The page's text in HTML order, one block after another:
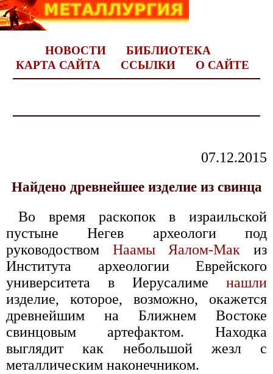
НОВОСТИ
БИБЛИОТЕКА
КАРТА САЙТА
ССЫЛКИ О САЙТЕ
07.12.2015
Найдено древнейшее изделие из свинца
Во время раскопок в израильской
пустыне Негев археологи под
руководоством Наамы Яалом-Мак из
Института археологии Еврейского
университета в Иерусалиме нашли
изделие, которое, возможно, окажется
древнейшим на Ближнем Востоке
свинцовым артефактом. Находка
выглядит как небольшой жезл с
металлическим наконечником.